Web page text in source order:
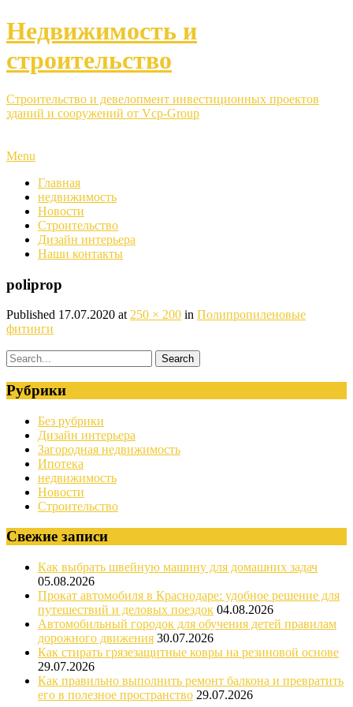
Недвижимость и
строительство
Строительство и девелопмент инвестиционных проектов
зданий и сооружений от Vcp-Group
Menu
Главная
недвижимость
Новости
Строительство
Дизайн интерьера
Наши контакты
poliprop
Published 17.07.2020 at 250 × 200 in Полипропиленовые
фитинги
Рубрики
Без рубрики
Дизайн интерьера
Загородная недвижимость
Ипотека
недвижимость
Новости
Строительство
Свежие записи
Как выбрать швейную машину для домашних задач
05.08.2026
Прокат автомобиля в Краснодаре: удобное решение для
путешествий и деловых поездок 04.08.2026
Автомобильный городок для обучения детей правилам
дорожного движения 30.07.2026
Как стирать грязезащитные ковры на резиновой основе
29.07.2026
Как правильно выполнить ремонт балкона и превратить
его в полезное пространство 29.07.2026